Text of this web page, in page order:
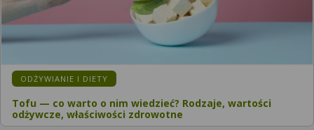
ODŻYWIANIE I DIETY
Tofu — co warto o nim wiedzieć? Rodzaje, wartości
odżywcze, właściwości zdrowotne